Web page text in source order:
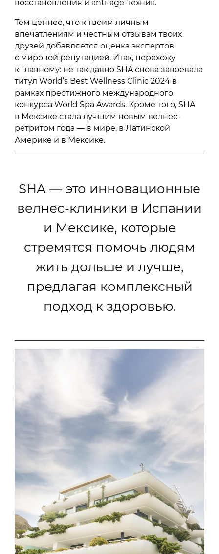
восстановления и anti-age-техник.
Тем ценнее, что к твоим личным
впечатлениям и честным отзывам твоих
друзей добавляется оценка экспертов
с мировой репутацией. Итак, перехожу
к главному: не так давно SHA снова завоевала
титул World’s Best Wellness Clinic 2024 в
рамках престижного международного
конкурса World Spa Awards. Кроме того, SHA
в Мексике стала лучшим новым велнес-
ретритом года — в мире, в Латинской
Америке и в Мексике.
SHA — это инновационные
велнес-клиники в Испании
и Мексике, которые
стремятся помочь людям
жить дольше и лучше,
предлагая комплексный
подход к здоровью.